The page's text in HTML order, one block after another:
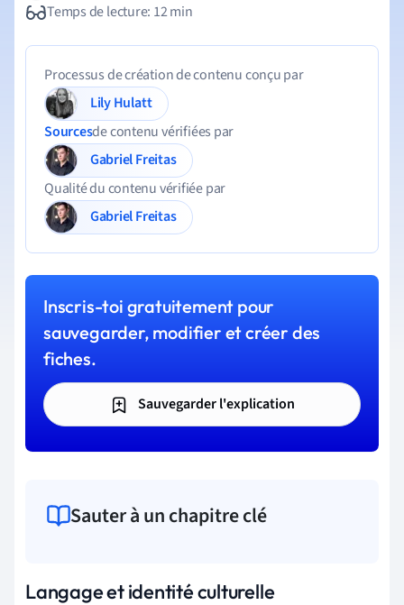
Temps de lecture: 12 min
Processus de création de contenu conçu par
Lily Hulatt
Sourcesde contenu vérifiées par
Gabriel Freitas
Qualité du contenu vérifiée par
Gabriel Freitas
Inscris-toi gratuitement pour
sauvegarder, modifier et créer des
fiches.
Sauvegarder l'explication
Sauter à un chapitre clé
Langage et identité culturelle